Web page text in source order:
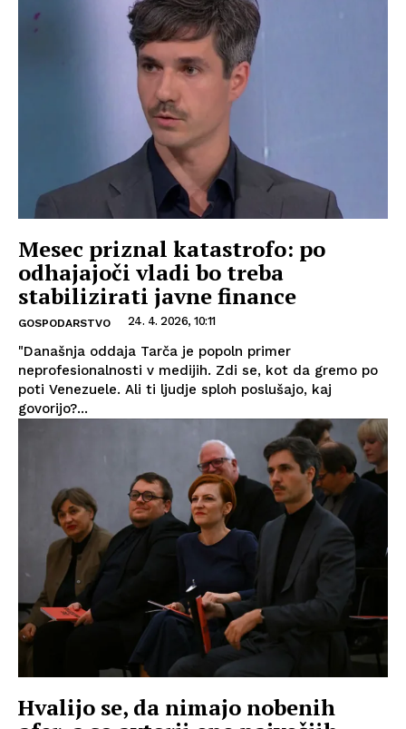
Mesec priznal katastrofo: po
odhajajoči vladi bo treba
stabilizirati javne finance
GOSPODARSTVO 24. 4. 2026, 10:11
"Današnja oddaja Tarča je popoln primer
neprofesionalnosti v medijih. Zdi se, kot da gremo po
poti Venezuele. Ali ti ljudje sploh poslušajo, kaj
govorijo?...
Hvalijo se, da nimajo nobenih